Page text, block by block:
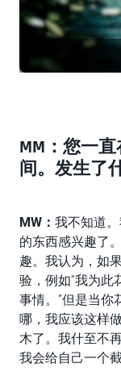
MM：您一
间。发生了
MW ： 我不知道
的东西感兴趣了
趣。我认为，如
验，例如“我为此
事情。”但是当你
哪，我应该这样
木了。我什至不
我会给自己一个